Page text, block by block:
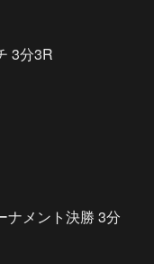
3分3R
メント決勝 3分